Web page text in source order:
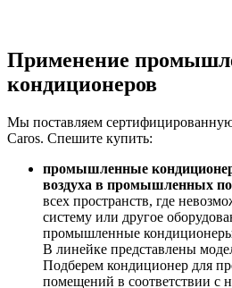
Применение
кондиционеров
Мы поставляем
Caros. Спешите купить:
промышленные
воздуха в промышленных
всех пространств, где
систему или другое
промышленные кондиционеры
В линейке представлены
Подберем кондиционер для
помещений в соответствии с